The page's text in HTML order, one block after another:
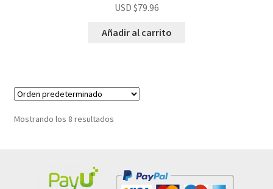
USD $79.96
Añadir al carrito
Mostrando los 8 resultados